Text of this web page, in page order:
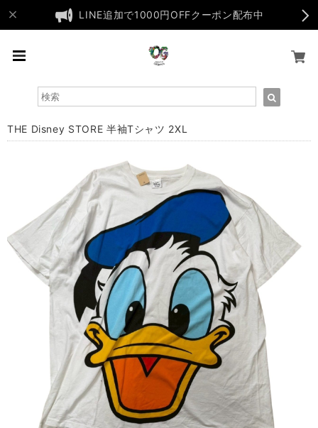
LINE追加で1000円OFFクーポン配布中
THE Disney STORE 半袖Tシャツ 2XL